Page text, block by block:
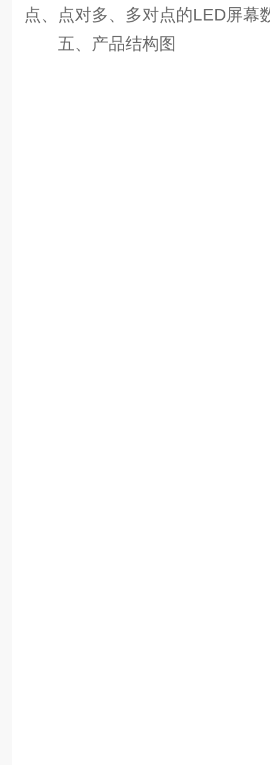
点、点对多、多对点的LED屏幕
五、产品结构图